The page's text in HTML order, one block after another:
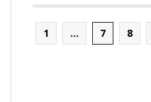
1 ... 7 8